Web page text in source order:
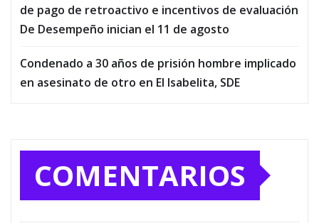
de pago de retroactivo e incentivos de evaluación
De Desempeño inician el 11 de agosto
Condenado a 30 años de prisión hombre implicado
en asesinato de otro en El Isabelita, SDE
COMENTARIOS